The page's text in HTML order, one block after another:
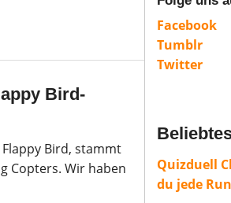
Bird-
Bird, stammt
Copters. Wir haben
Facebook
Tumblr
Twitter
Quizduell
du jede